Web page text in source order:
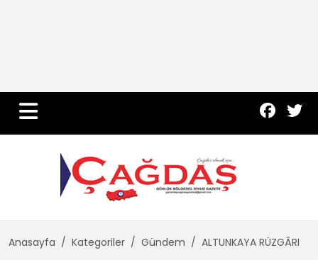
Teknoloji
Anasayfa Kategoriler Gündem ALTUNKAYA RÜZGÂRI